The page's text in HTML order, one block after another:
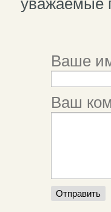
уважаемые
Ваше
Ваш